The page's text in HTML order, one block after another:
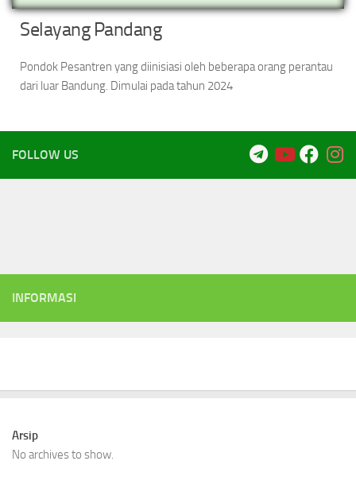
Selayang Pandang
Pondok Pesantren yang diinisiasi oleh beberapa orang perantau
dari luar Bandung. Dimulai pada tahun 2024
FOLLOW US
INFORMASI
Arsip
No archives to show.